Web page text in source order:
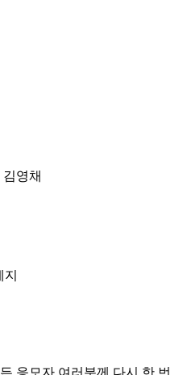
영채
응모자 여러분께 다시 한 번